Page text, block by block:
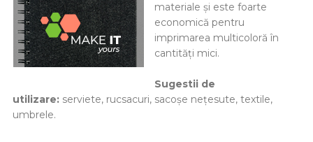
materiale și este foarte
economică pentru
imprimarea multicoloră în
cantități mici.
Sugestii de
utilizare:serviete, rucsacuri, sacoșe nețesute, textile,
umbrele.